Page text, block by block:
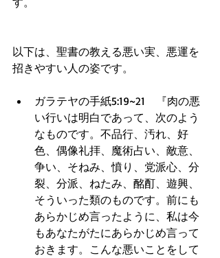
以下は、聖書の教える悪い実、悪運を
招きやすい人の姿です。
ガラテヤの手紙5:19~21　『肉の悪
い行いは明白であって、次のよう
なものです。不品行、汚れ、好
色、偶像礼拝、魔術占い、敵意、
争い、そねみ、憤り、党派心、分
裂、分派、ねたみ、酩酊、遊興、
そういった類のものです。前にも
あらかじめ言ったように、私は今
もあなたがたにあらかじめ言って
おきます。こんな悪いことをして